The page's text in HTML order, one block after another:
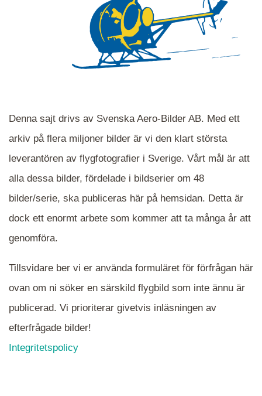
När du ser blåa, röda eller gröna mappar är det
en serie i varje. Dra i kartan för att komma
närmare det område Du söker och klicka på
mappen.
Denna sajt drivs av Svenska Aero-Bilder AB. Med ett
arkiv på flera miljoner bilder är vi den klart största
leverantören av flygfotografier i Sverige. Vårt mål är att
alla dessa bilder, fördelade i bildserier om 48
bilder/serie, ska publiceras här på hemsidan. Detta är
dock ett enormt arbete som kommer att ta många år att
genomföra.
Tillsvidare ber vi er använda formuläret för förfrågan här
ovan om ni söker en särskild flygbild som inte ännu är
publicerad. Vi prioriterar givetvis inläsningen av
efterfrågade bilder!
Integritetspolicy